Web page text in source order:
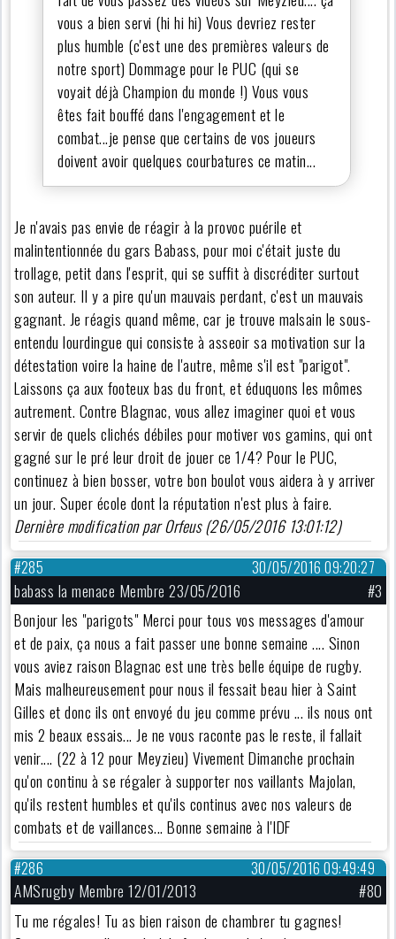
vous a bien servi (hi hi hi) Vous devriez rester
plus humble (c'est une des premières valeurs de
notre sport) Dommage pour le PUC (qui se
voyait déjà Champion du monde !) Vous vous
êtes fait bouffé dans l'engagement et le
combat...je pense que certains de vos joueurs
doivent avoir quelques courbatures ce matin...
Je n'avais pas envie de réagir à la provoc puérile et
malintentionnée du gars Babass, pour moi c'était juste du
trollage, petit dans l'esprit, qui se suffit à discréditer surtout
son auteur. Il y a pire qu'un mauvais perdant, c'est un mauvais
gagnant. Je réagis quand même, car je trouve malsain le sous-
entendu lourdingue qui consiste à asseoir sa motivation sur la
détestation voire la haine de l'autre, même s'il est "parigot".
Laissons ça aux footeux bas du front, et éduquons les mômes
autrement. Contre Blagnac, vous allez imaginer quoi et vous
servir de quels clichés débiles pour motiver vos gamins, qui ont
gagné sur le pré leur droit de jouer ce 1/4? Pour le PUC,
continuez à bien bosser, votre bon boulot vous aidera à y arriver
un jour. Super école dont la réputation n'est plus à faire.
Dernière modification par Orfeus (26/05/2016 13:01:12)
30/05/2016 09:20:27
#285
babass la menace Membre 23/05/2016
#3
Bonjour les "parigots" Merci pour tous vos messages d'amour
et de paix, ça nous a fait passer une bonne semaine .... Sinon
vous aviez raison Blagnac est une très belle équipe de rugby.
Mais malheureusement pour nous il fessait beau hier à Saint
Gilles et donc ils ont envoyé du jeu comme prévu ... ils nous ont
mis 2 beaux essais... Je ne vous raconte pas le reste, il fallait
venir.... (22 à 12 pour Meyzieu) Vivement Dimanche prochain
qu'on continu à se régaler à supporter nos vaillants Majolan,
qu'ils restent humbles et qu'ils continus avec nos valeurs de
combats et de vaillances... Bonne semaine à l'IDF
30/05/2016 09:49:49
#286
AMSrugby Membre 12/01/2013
#80
Tu me régales! Tu as bien raison de chambrer tu gagnes!